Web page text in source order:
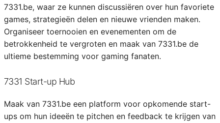
7331.be, waar ze kunnen discussiëren over hun favoriete
games, strategieën delen en nieuwe vrienden maken.
Organiseer toernooien en evenementen om de
betrokkenheid te vergroten en maak van 7331.be de
ultieme bestemming voor gaming fanaten.
7331 Start-up Hub
Maak van 7331.be een platform voor opkomende start-
ups om hun ideeën te pitchen en feedback te krijgen van